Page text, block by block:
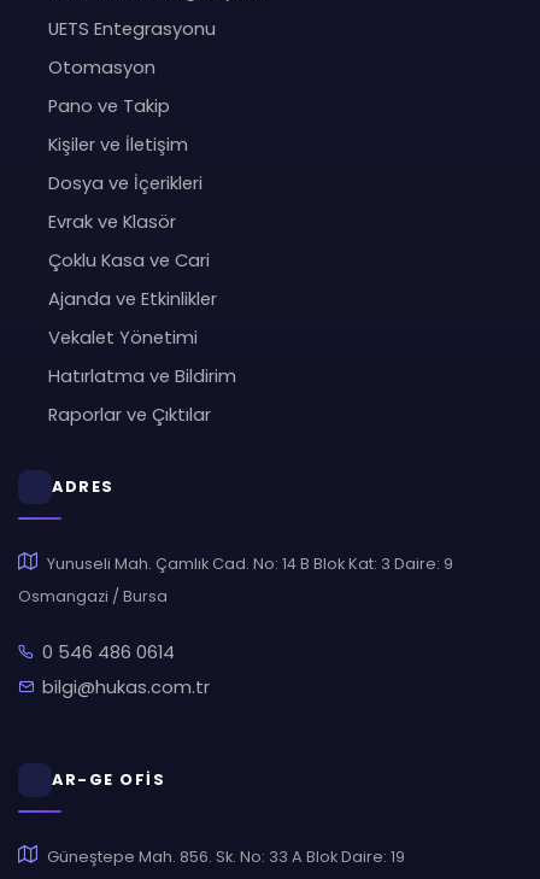
UETS Entegrasyonu
Otomasyon
Pano ve Takip
Kişiler ve İletişim
Dosya ve İçerikleri
Evrak ve Klasör
Çoklu Kasa ve Cari
Ajanda ve Etkinlikler
Vekalet Yönetimi
Hatırlatma ve Bildirim
Raporlar ve Çıktılar
ADRES
Yunuseli Mah. Çamlık Cad. No: 14 B Blok Kat: 3 Daire: 9
Osmangazi / Bursa
0 546 486 0614
bilgi@hukas.com.tr
AR-GE OFİS
Güneştepe Mah. 856. Sk. No: 33 A Blok Daire: 19